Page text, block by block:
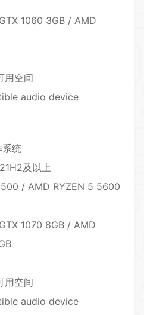
1060 3GB / AMD
用空间
audio device
统
及以上
/ AMD RYZEN 5 5600
1070 8GB / AMD
用空间
audio device